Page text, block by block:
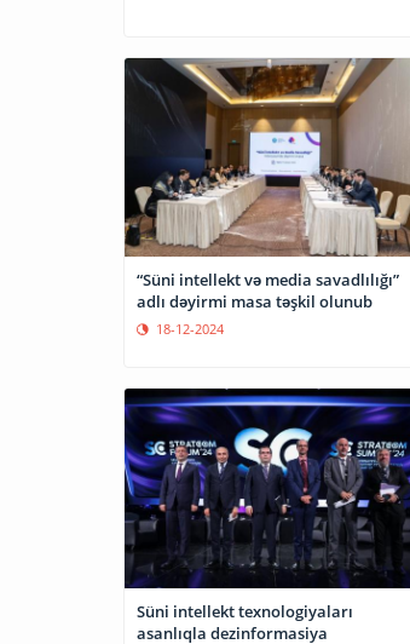
“Süni intellekt və media savadlılığı”
adlı dəyirmi masa təşkil olunub
18-12-2024
Süni intellekt texnologiyaları
asanlıqla dezinformasiya